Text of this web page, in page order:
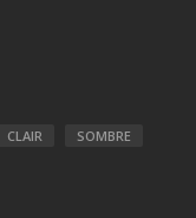
CLAIR SOMBRE